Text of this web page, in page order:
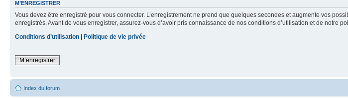
M’ENREGISTRER
Vous devez être enregistré pour vous connecter. L’enregistrement ne prend que quelques secondes et augmente vos
enregistrés. Avant de vous enregistrer, assurez-vous d’avoir pris connaissance de nos conditions d’utilisation et de notre
Conditions d’utilisation | Politique de vie privée
M’enregistrer
Index du forum